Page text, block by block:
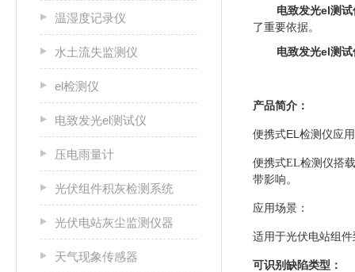
温湿度记录仪
水土流失监测仪
el检测仪
电致发光el测试仪
压电雨量计
光伏组件积灰检测系统
光伏电站灰尘监测仪器
天气现象传感器
电致发光el测试
了重要依据。
电致发光el测试
产品简介：
便携式EL检测仪应
便携式EL检测仪搭载
带影响。
应用场景：
适用于光伏电站组
可识别缺陷类型：